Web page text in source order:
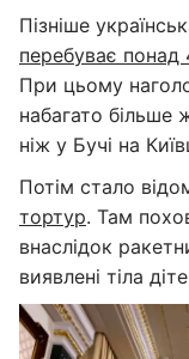
Пізніше
перебуває понад
При цьому
набагато більше
ніж у Бучі на
Потім стало
тортур. Там
внаслідок
виявлені тіла